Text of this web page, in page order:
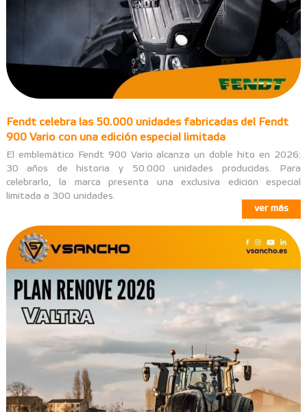
Fendt celebra las 50.000 unidades fabricadas del Fendt
900 Vario con una edición especial limitada
El emblemático Fendt 900 Vario alcanza un doble hito en 2026:
30 años de historia y 50.000 unidades producidas. Para
celebrarlo, la marca presenta una exclusiva edición especial
limitada a 300 unidades.
ver más